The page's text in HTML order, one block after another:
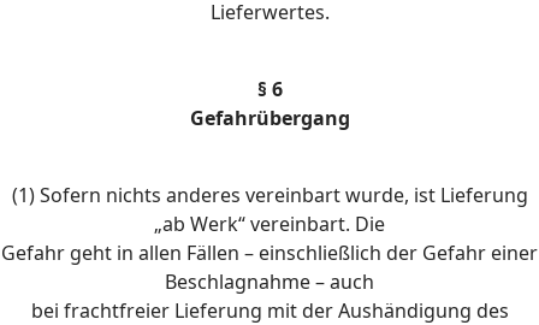
Lieferwertes.
§ 6
Gefahrübergang
(1) Sofern nichts anderes vereinbart wurde, ist Lieferung
„ab Werk“ vereinbart. Die
Gefahr geht in allen Fällen – einschließlich der Gefahr einer
Beschlagnahme – auch
bei frachtfreier Lieferung mit der Aushändigung des